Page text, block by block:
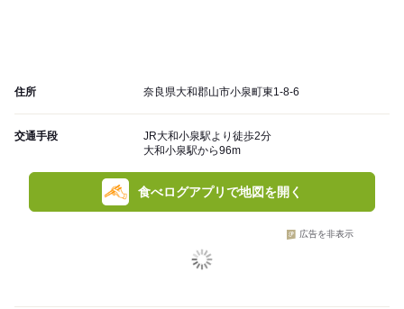
住所 奈良県大和郡山市小泉町東1-8-6
交通手段
JR大和小泉駅より徒歩2分
大和小泉駅から96m
食べログアプリで地図を開く
広告を非表示